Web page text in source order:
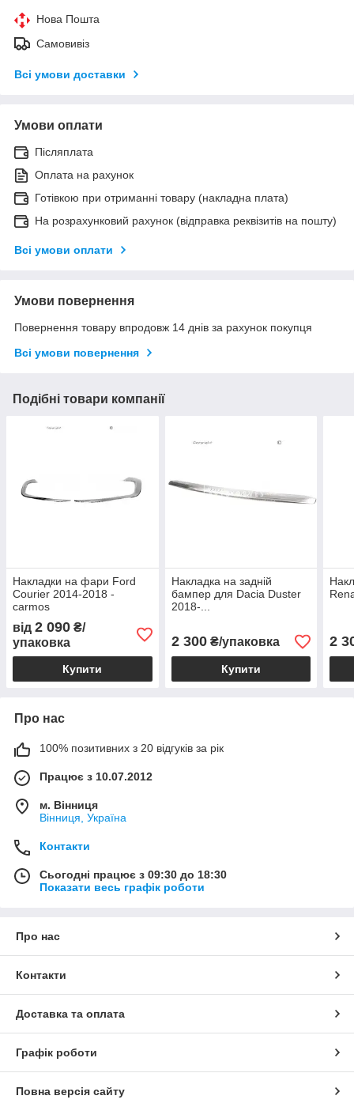
Нова Пошта
Самовивіз
Всі умови доставки
Умови оплати
Післяплата
Оплата на рахунок
Готівкою при отриманні товару (накладна плата)
На розрахунковий рахунок (відправка реквізитів на пошту)
Всі умови оплати
Умови повернення
Повернення товару впродовж 14 днів за рахунок покупця
Всі умови повернення
Подібні товари компанії
Накладки на фари Ford
Courier 2014-2018 -
carmos
від 2 090 ₴/
упаковка
Купити
Накладка на задній
бампер для Dacia Duster
2018-...
2 300₴/упаковка
Купити
2
Про нас
100% позитивних з 20 відгуків за рік
Працює з 10.07.2012
м. Вінниця
Вінниця, Україна
Контакти
Сьогодні працює з 09:30 до 18:30
Показати весь графік роботи
Про нас
Контакти
Доставка та оплата
Графік роботи
Повна версія сайту